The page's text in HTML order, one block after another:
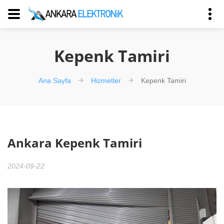
Kepenk Tamiri
Ana Sayfa Hizmetler Kepenk Tamiri
Ankara Kepenk Tamiri
2024-09-22